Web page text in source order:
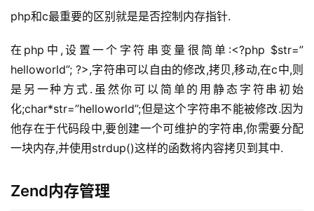
php和c最重要的区别就是是否控制内存指针.
在php中,设置一个字符串变量很简单:<?php $str=”
helloworld”; ?>,字符串可以自由的修改,拷贝,移动,在c中,则
是另一种方式.虽然你可以简单的用静态字符串初始
化;char*str=”helloworld”;但是这个字符串不能被修改.因为
他存在于代码段中,要创建一个可维护的字符串,你需要分配
一块内存,并使用strdup()这样的函数将内容拷贝到其中.
Zend内存管理